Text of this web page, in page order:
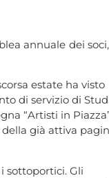
annuale dei
estate ha visto
di servizio di
“Artisti in
già attiva
sottoportici. Gli